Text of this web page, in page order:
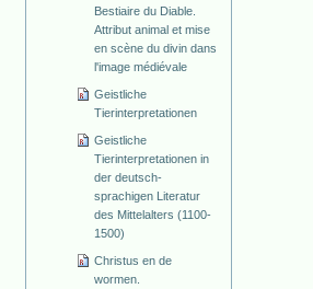
Bestiaire du Diable.
Attribut animal et mise
en scène du divin dans
l'image médiévale
Geistliche
Tierinterpretationen
Geistliche
Tierinterpretationen in
der deutsch-
sprachigen Literatur
des Mittelalters (1100-
1500)
Christus en de
wormen.